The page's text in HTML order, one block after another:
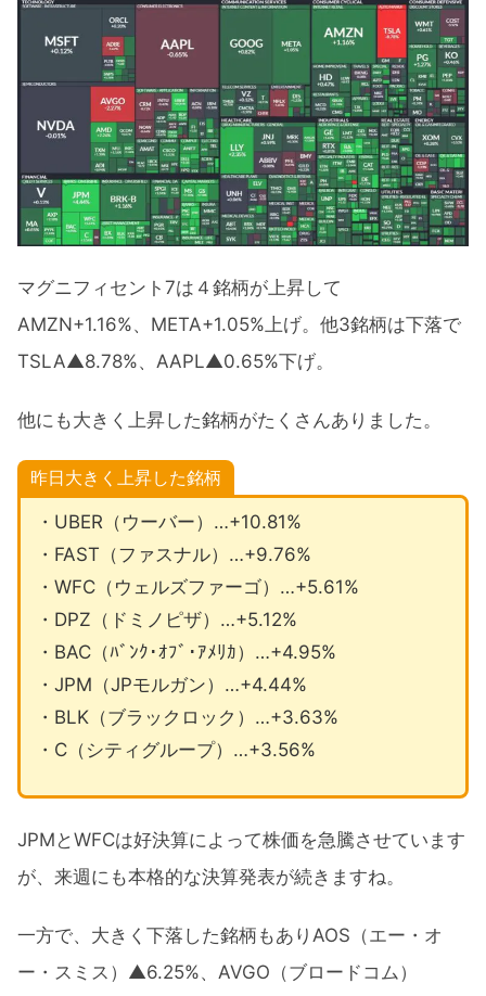
マグニフィセント7は４銘柄が上昇して
AMZN+1.16%、META+1.05%上げ。他3銘柄は下落で
TSLA▲8.78%、AAPL▲0.65%下げ。
他にも大きく上昇した銘柄がたくさんありました。
昨日大きく上昇した銘柄
・UBER（ウーバー）…+10.81%
・FAST（ファスナル）…+9.76%
・WFC（ウェルズファーゴ）…+5.61%
・DPZ（ドミノピザ）…+5.12%
・BAC（ﾊﾞﾝｸ･ｵﾌﾞ･ｱﾒﾘｶ）…+4.95%
・JPM（JPモルガン）…+4.44%
・BLK（ブラックロック）…+3.63%
・C（シティグループ）…+3.56%
JPMとWFCは好決算によって株価を急騰させています
が、来週にも本格的な決算発表が続きますね。
一方で、大きく下落した銘柄もありAOS（エー・オ
ー・スミス）▲6.25%、AVGO（ブロードコム）